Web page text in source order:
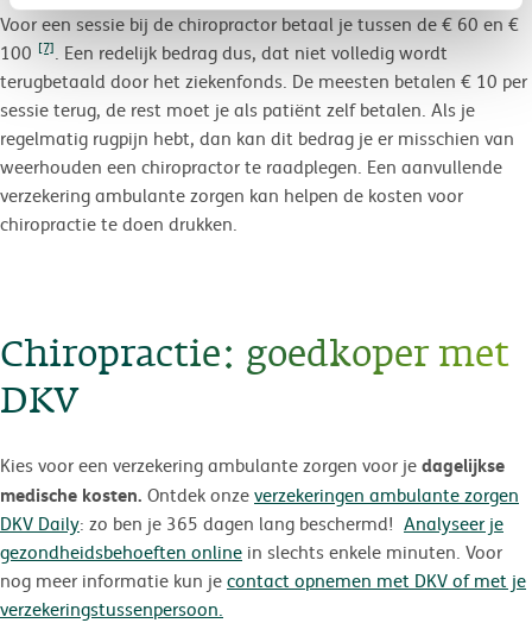
Voor een sessie bij de chiropractor betaal je tussen de € 60 en €
100 [7]. Een redelijk bedrag dus, dat niet volledig wordt
terugbetaald door het ziekenfonds. De meesten betalen € 10 per
sessie terug, de rest moet je als patiënt zelf betalen. Als je
regelmatig rugpijn hebt, dan kan dit bedrag je er misschien van
weerhouden een chiropractor te raadplegen. Een aanvullende
verzekering ambulante zorgen kan helpen de kosten voor
chiropractie te doen drukken.
Chiropractie: goedkoper met
DKV
Kies voor een verzekering ambulante zorgen voor jedagelijkse
medische kosten. Ontdek onzeverzekeringen ambulante zorgen
DKV Daily: zo ben je 365 dagen lang beschermd! Analyseer je
gezondheidsbehoeften online in slechts enkele minuten. Voor
nog meer informatie kun jecontact opnemen met DKV of met je
verzekeringstussenpersoon.